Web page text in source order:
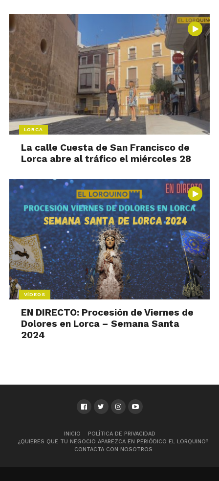
LORCA
La calle Cuesta de San Francisco de
Lorca abre al tráfico el miércoles 28
VÍDEOS
EN DIRECTO: Procesión de Viernes de
Dolores en Lorca – Semana Santa
2024
INICIO
POLÍTICA DE PRIVACIDAD
¿QUIERES QUE TU NEGOCIO APAREZCA EN PERIÓDICO EL LORQUINO?
CONTACTA CON NOSOTROS